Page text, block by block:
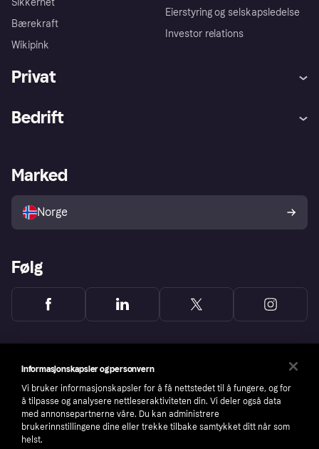
Bærekraft
Wikipink
Eierstyring og selskapsledelse
Investor relations
Privat
Utforsk butikker
Bedrift
Merchant portal
Marked
Norge
Følg
Informasjonskapsler og personvern
Vi bruker informasjonskapsler for å få nettstedet til å fungere, og for
å tilpasse og analysere nettleseraktiviteten din. Vi deler også data
med annonsepartnerne våre. Du kan administrere
brukerinnstillingene dine eller trekke tilbake samtykket ditt når som
helst.